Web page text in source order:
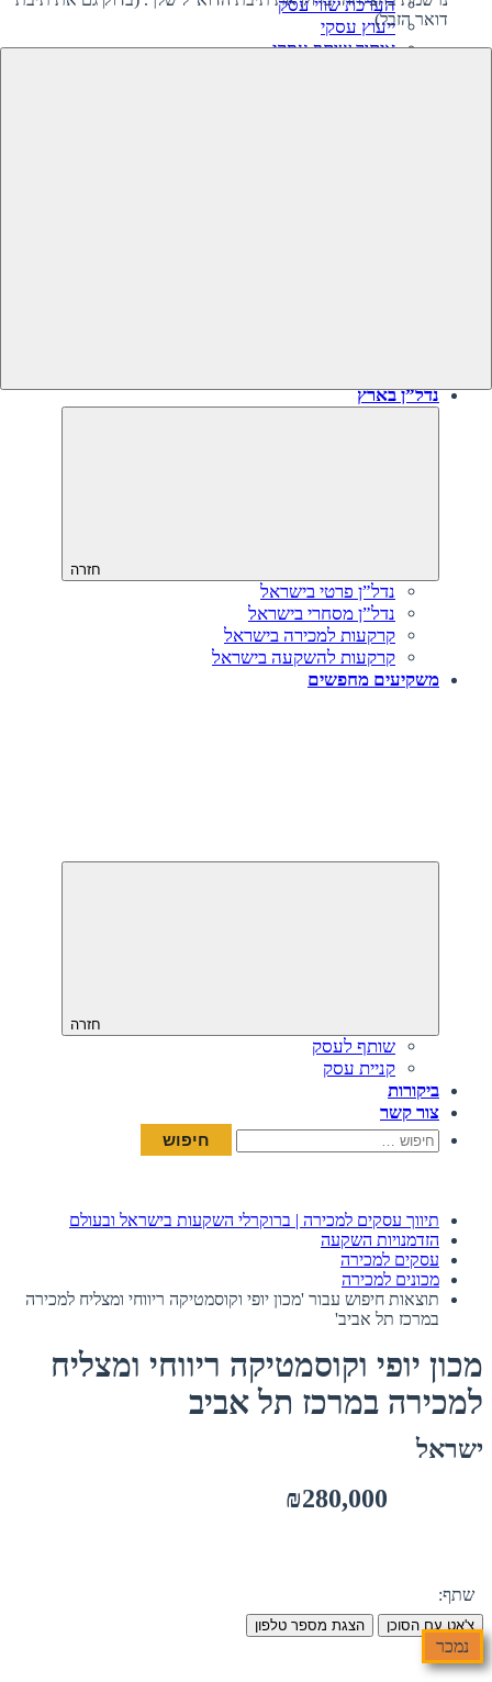
דואר הזבל)
הערכת שווי עסק
ייעוץ עסקי
איתור שותף עסקי
נדל”ן בארץ
חזרה
נדל”ן פרטי בישראל
נדל”ן מסחרי בישראל
קרקעות למכירה בישראל
קרקעות להשקעה בישראל
משקיעים מחפשים
חזרה
שותף לעסק
קניית עסק
ביקורות
צור קשר
חיפוש:
תיווך עסקים למכירה | ברוקרלי השקעות בישראל ובעולם
הזדמנויות השקעה
עסקים למכירה
מכונים למכירה
תוצאות חיפוש עבור 'מכון יופי וקוסמטיקה ריווחי ומצליח למכירה
במרכז תל אביב'
מכון יופי וקוסמטיקה ריווחי ומצליח
למכירה במרכז תל אביב
ישראל
₪280,000
שתף:
צ'אט עם הסוכן הצגת מספר טלפון
נמכר